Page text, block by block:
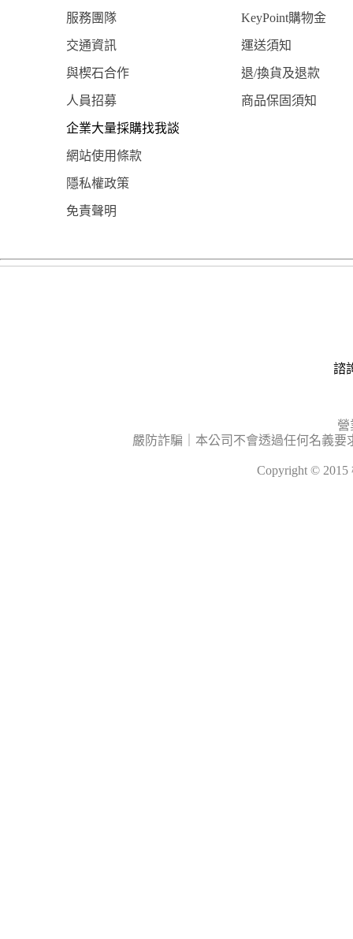
服務團隊 KeyPoint購物金
交通資訊 運送須知
與楔石合作 退/換貨及退款
人員招募 商品保固須知
企業大量採購找我談
網站使用條款
隱私權政策
免責聲明
諮
營
嚴防詐騙｜本公司不會透過任何名義
Copyright ©